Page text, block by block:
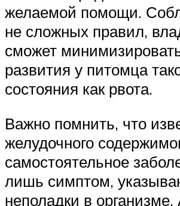
желаемой помощи.
не сложных правил,
сможет
развития у питомца
состояния как рвота.
Важно помнить, что
желудочного
самостоятельное
лишь симптом,
неполадки в организме.